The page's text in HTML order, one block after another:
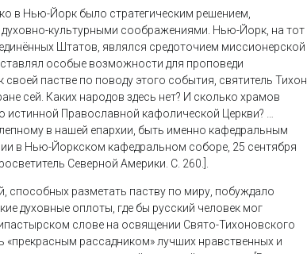
в Нью-Йорк было стратегическим решением,
культурными соображениями. Нью-Йорк, на тот
Штатов, являлся средоточием миссионерской
особые возможности для проповеди
пастве по поводу этого события, святитель Тихон
сей. Каких народов здесь нет? И сколько храмов
истинной Православной кафолической Церкви? …
в нашей епархии, быть именно кафедральным
в Нью-Йоркском кафедральном соборе, 25 сентября
Северной Америки. С. 260.].
способных разметать паству по миру, побуждало
духовные оплоты, где бы русский человек мог
слове на освящении Свято-Тихоновского
рассадником» лучших нравственных и